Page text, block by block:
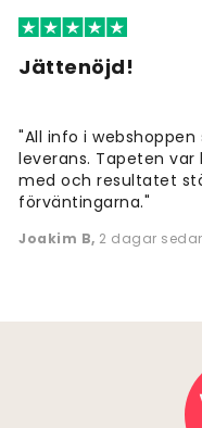
Jättenöjd!
"All info i
leverans. Tapeten
med och resultatet
förväntingarna."
Joakim B, 2 dagar